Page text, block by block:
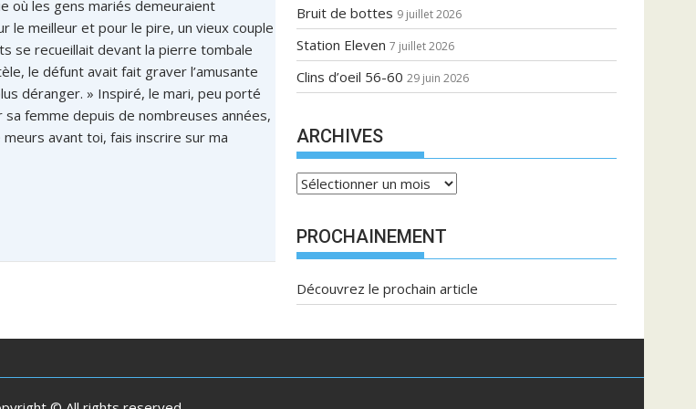
où les gens mariés demeuraient
le meilleur et pour le pire, un vieux couple
se recueillait devant la pierre tombale
le défunt avait fait graver l’amusante
déranger. » Inspiré, le mari, peu porté
femme depuis de nombreuses années,
meurs avant toi, fais inscrire sur ma
Bruit de bottes 9 juillet 2026
Station Eleven 7 juillet 2026
Clins d’oeil 56-60 29 juin 2026
ARCHIVES
A
c
h
v
s
PROCHAINEMENT
Découvrez le prochain article